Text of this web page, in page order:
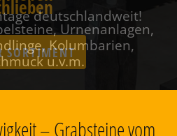
Urnenanlagen,
Kolumbarien,
u.v.m.
– Grabsteine vom